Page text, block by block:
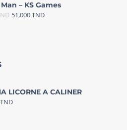
– KS Games
51,000TND
LICORNE A CALINER
TND